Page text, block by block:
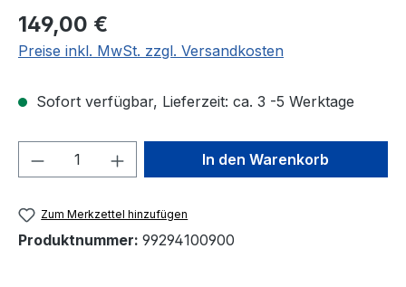
Regulärer Preis:
149,00 €
Preise inkl. MwSt. zzgl. Versandkosten
Sofort verfügbar, Lieferzeit: ca. 3 -5 Werktage
Produkt Anzahl: Gib denIn den Warenkorb
Zum Merkzettel hinzufügen
Produktnummer: 99294100900